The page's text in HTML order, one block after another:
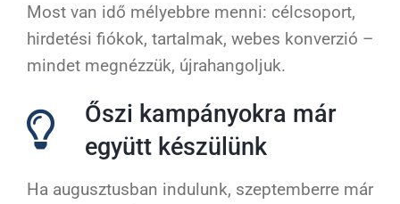
Most van idő mélyebbre menni: célcsoport,
hirdetési fiókok, tartalmak, webes konverzió –
mindet megnézzük, újrahangoljuk.
Őszi kampányokra már
együtt készülünk
Ha augusztusban indulunk, szeptemberre már